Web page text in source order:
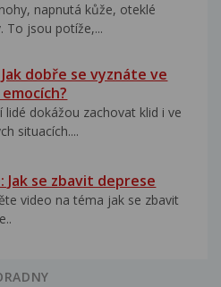
napnutá kůže, oteklé
To jsou potíže,...
Jak dobře se vyznáte ve
lidé dokážou zachovat klid i ve
situacích....
Jak se zbavit deprese
video na téma jak se zbavit